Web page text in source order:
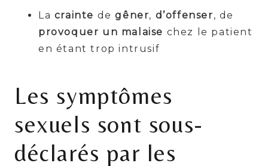
La crainte degêner, d’offenser, de
provoquer un malaise chez le patient
en étant trop intrusif
Les symptômes
sexuels sont sous-
déclarés par les